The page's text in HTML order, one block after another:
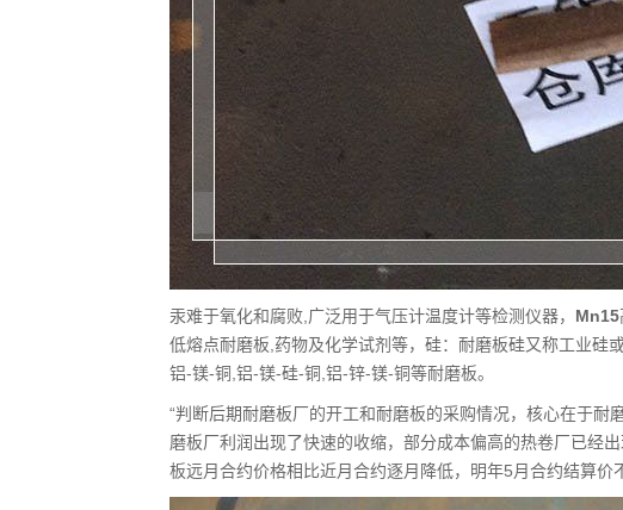
汞难于氧化和腐败,广泛用于气压计温度计等检测仪器， Mn15
低熔点耐磨板,药物及化学试剂等，硅：耐磨板硅又称工业硅
铝-镁-铜,铝-镁-硅-铜,铝-锌-镁-铜等耐磨板。
“判断后期耐磨板厂的开工和耐磨板的采购情况，核心在于
磨板厂利润出现了快速的收缩，部分成本偏高的热卷厂已经
板远月合约价格相比近月合约逐月降低，明年5月合约结算价